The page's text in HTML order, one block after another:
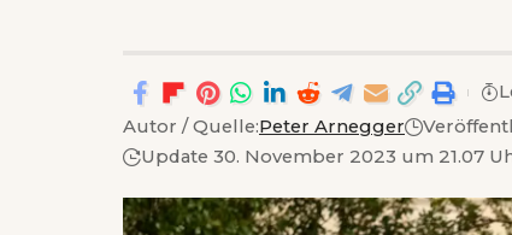
Autor / Quelle:Peter Arnegger
Update 30. November 2023 um 21.07